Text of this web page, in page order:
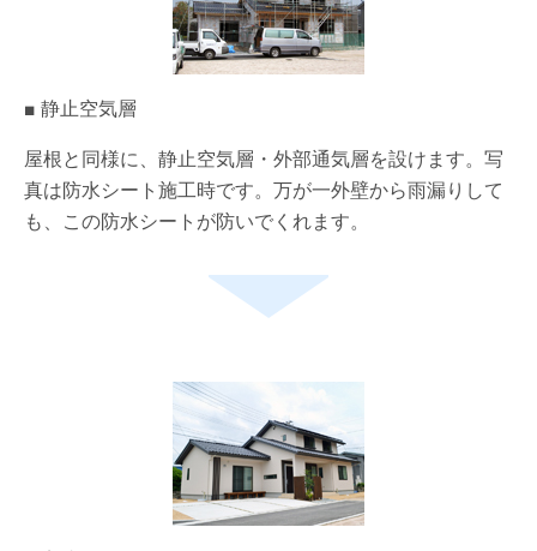
■ 静止空気層
屋根と同様に、静止空気層・外部通気層を設けます。写
真は防水シート施工時です。万が一外壁から雨漏りして
も、この防水シートが防いでくれます。